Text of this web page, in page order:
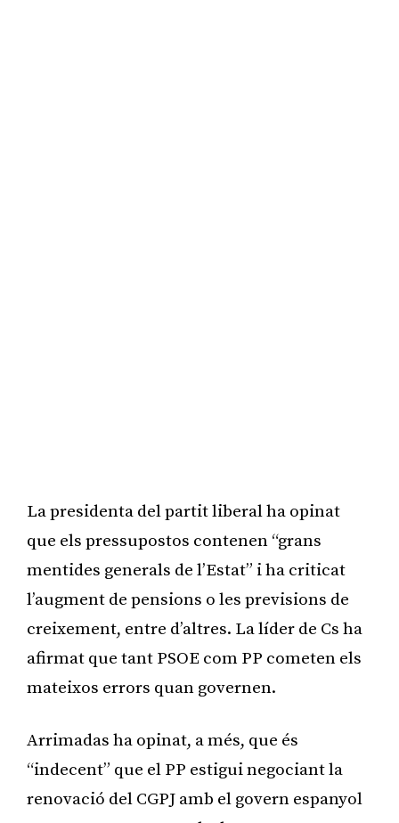
La presidenta del partit liberal ha opinat
que els pressupostos contenen “grans
mentides generals de l’Estat” i ha criticat
l’augment de pensions o les previsions de
creixement, entre d’altres. La líder de Cs ha
afirmat que tant PSOE com PP cometen els
mateixos errors quan governen.
Arrimadas ha opinat, a més, que és
“indecent” que el PP estigui negociant la
renovació del CGPJ amb el govern espanyol